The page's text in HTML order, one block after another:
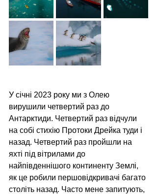
У січні 2023 року ми з Олею
вирушили четвертий раз до
Антарктиди. Четвертий раз відчули
на собі стихію Протоки Дрейка туди і
назад. Четвертий раз пройшли на
яхті під вітрилами до
найпівденнішого континенту Землі,
як це робили першовідкривачі багато
століть назад. Часто мене запитують,